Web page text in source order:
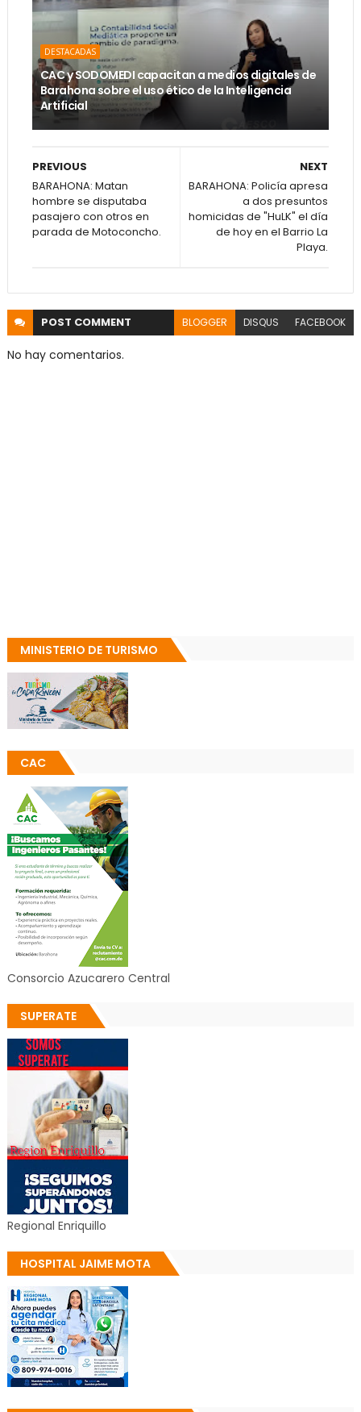
DESTACADAS
CAC y SODOMEDI capacitan a medios digitales de
Barahona sobre el uso ético de la Inteligencia
Artificial
NEXT
BARAHONA: Policía apresa
a dos presuntos
homicidas de "HuLK" el día
de hoy en el Barrio La
Playa.
PREVIOUS
BARAHONA: Matan
hombre se disputaba
pasajero con otros en
parada de Motoconcho.
POST COMMENT BLOGGER DISQUS FACEBOOK
No hay comentarios.
MINISTERIO DE TURISMO
CAC
Consorcio Azucarero Central
SUPERATE
Regional Enriquillo
HOSPITAL JAIME MOTA